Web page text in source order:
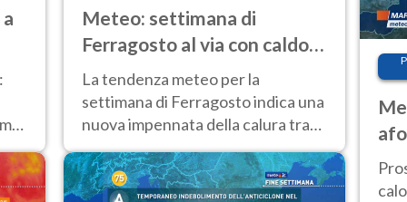
Meteo: settimana di
Ferragosto al via con caldo
intenso e qualche
temporale
La tendenza meteo per la
settimana di Ferragosto indica una
nuova impennata della calura tra
11 e 14 agosto, con nuovi rialzi
anche al Nord.